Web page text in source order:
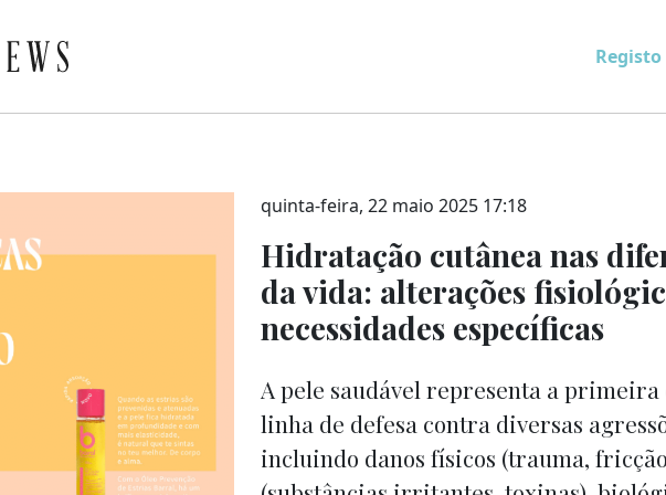
Registo
quinta-feira, 22 maio 2025 17:18
Hidratação cutânea nas
da vida: alterações
necessidades específicas
A pele saudável representa a primeira
linha de defesa contra diversas
incluindo danos físicos (trauma,